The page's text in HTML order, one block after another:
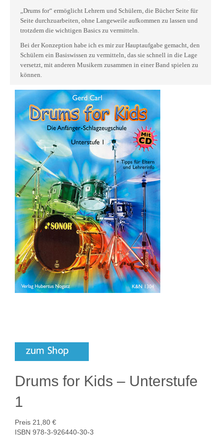
„Drums for“ ermöglicht Lehrern und Schülern, die Bücher Seite für
Seite durchzuarbeiten, ohne Langeweile aufkommen zu lassen und
trotzdem die wichtigen Basics zu vermitteln.
Bei der Konzeption habe ich es mir zur Hauptaufgabe gemacht, den
Schülern ein Basiswissen zu vermitteln, das sie schnell in die Lage
versetzt, mit anderen Musikern zusammen in einer Band spielen zu
können.
Drums for Kids – Unterstufe
1
Preis 21,80 €
ISBN 978-3-926440-30-3